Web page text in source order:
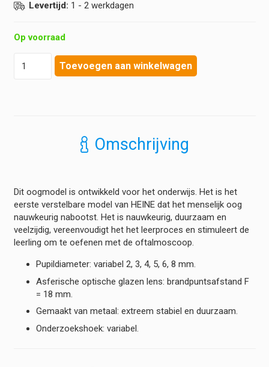
Levertijd: 1 - 2 werkdagen
Op voorraad
Toevoegen aan winkelwagen
Omschrijving
Dit oogmodel is ontwikkeld voor het onderwijs. Het is het
eerste verstelbare model van HEINE dat het menselijk oog
nauwkeurig nabootst. Het is nauwkeurig, duurzaam en
veelzijdig, vereenvoudigt het het leerproces en stimuleert de
leerling om te oefenen met de oftalmoscoop.
Pupildiameter: variabel 2, 3, 4, 5, 6, 8 mm.
Asferische optische glazen lens: brandpuntsafstand F
= 18 mm.
Gemaakt van metaal: extreem stabiel en duurzaam.
Onderzoekshoek: variabel.